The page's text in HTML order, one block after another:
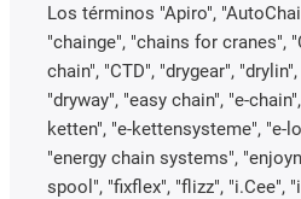
Los términos "Apiro",
"chainge", "chains for cranes",
chain", "CTD", "drygear",
"dryway", "easy chain", "e-
ketten", "e-kettensysteme", "e-
"energy chain systems",
spool", "fixflex", "flizz", "i.Cee",